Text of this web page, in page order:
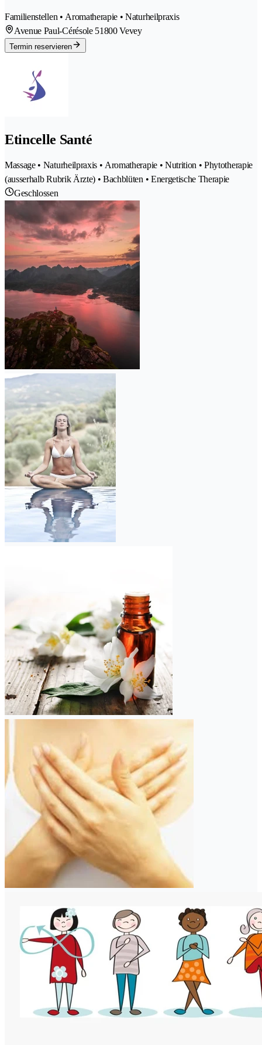
Familienstellen • Aromatherapie • Naturheilpraxis
Avenue Paul-Cérésole 51800 Vevey
Termin reservieren
Etincelle Santé
Massage • Naturheilpraxis • Aromatherapie • Nutrition • Phytotherapie
(ausserhalb Rubrik Ärzte) • Bachblüten • Energetische Therapie
Geschlossen